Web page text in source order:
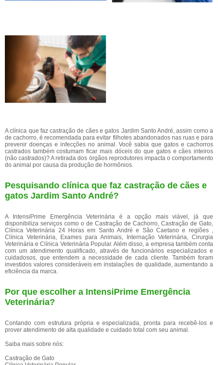
A clínica que faz castração de cães e gatos Jardim Santo André, assim como a
de cachorro, é recomendada para evitar filhotes abandonados nas ruas e para
prevenir doenças e infecções no animal. Você sabia que gatos e cachorros
castrados também costumam ficar mais dóceis do que gatos e cães inteiros
(não castrados)? A retirada dos órgãos reprodutores impacta o comportamento
do animal por causa da produção de hormônios.
Pesquisando clínica que faz castração de cães e
gatos Jardim Santo André?
A IntensiPrime Emergência Veterinária é a opção mais viável, já que
disponibiliza serviços como o de Castração de Cachorro, Castração de Gato,
Clínica Veterinária 24 Horas em Santo André e São Caetano e regiões ,
Clínica Veterinária, Exames para Animais, Internação Veterinária, Cirurgia
Veterinária e Clínica Veterinária Popular. Além disso, a empresa também conta
com um atendimento qualificado, através de funcionários especializados e
cuidadosos, que entendem a necessidade de cada cliente. Também foram
investidos valores consideráveis em instalações de qualidade, aumentando a
eficiência da marca.
Por que escolher a IntensiPrime Emergência
Veterinária?
Contando com estrutura própria e especializada, pronta para recebê-los e
prover atendimento de alta qualidade e cuidado total com seu animal.
Saiba mais sobre nós:
Castração de Gato